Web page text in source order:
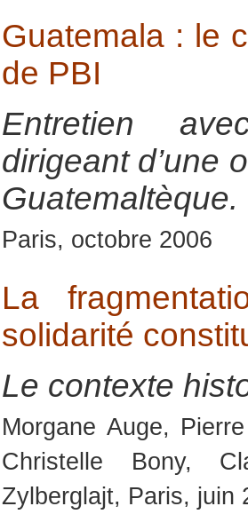
Guatemala : le
de PBI
Entretien
dirigeant d’une
Guatemaltèque.
Paris, octobre 2006
La
solidarité
Le contexte
Morgane Auge,
Christelle Bony,
Zylberglajt, Paris, juin